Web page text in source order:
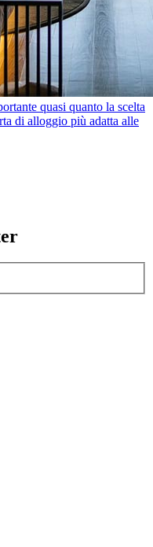
quasi quanto la scelta
di alloggio più adatta alle